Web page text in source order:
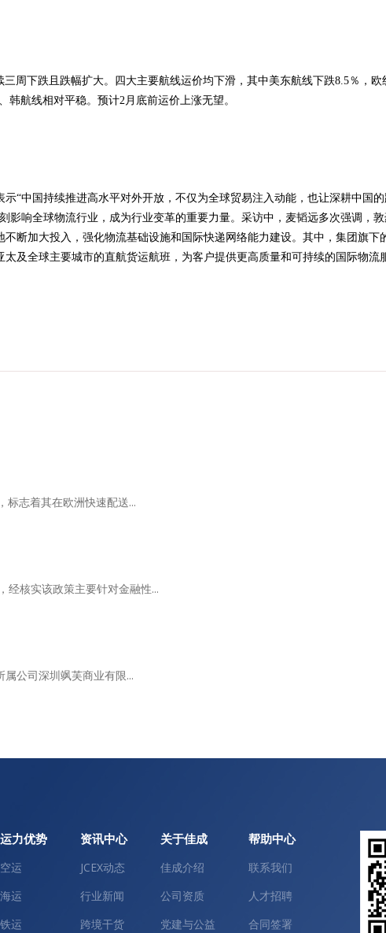
周下跌且跌幅扩大。四大主要航线运价均下滑，其中美东航线下跌8.5％，
航线相对平稳。预计2月底前运价上涨无望。
“中国持续推进高水平对外开放，不仅为全球贸易注入动能，也让深耕中国
响全球物流行业，成为行业变革的重要力量。采访中，麦韬远多次强调，
断加大投入，强化物流基础设施和国际快递网络能力建设。其中，集团旗下
及全球主要城市的直航货运航班，为客户提供更高质量和可持续的国际物流
标志着其在欧洲快速配送...
核实该政策主要针对金融性...
公司深圳飒芙商业有限...
运力优势
空运
海运
铁运
资讯中心
JCEX动态
行业新闻
跨境干货
关于佳成
佳成介绍
公司资质
党建与公益
帮助中心
联系我们
人才招聘
合同签署